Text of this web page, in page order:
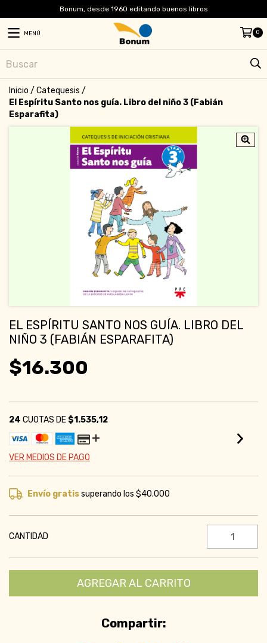
Bonum, desde 1960 editando buenos libros
MENÚ 0
Inicio / Catequesis /
El Espíritu Santo nos guía. Libro del niño 3 (Fabián
Esparafita)
EL ESPÍRITU SANTO NOS GUÍA. LIBRO DEL
NIÑO 3 (FABIÁN ESPARAFITA)
$16.300
24 CUOTAS DE$1.535,12
VER MEDIOS DE PAGO
Envío gratissuperando los$40.000
CANTIDAD
Compartir: